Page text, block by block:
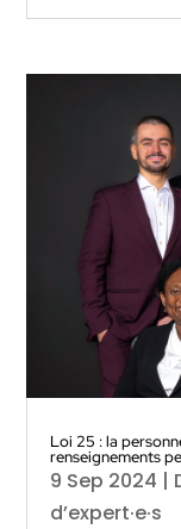
Loi 25 : la
renseignements
9 Sep 2024 |
d’expert·e·s